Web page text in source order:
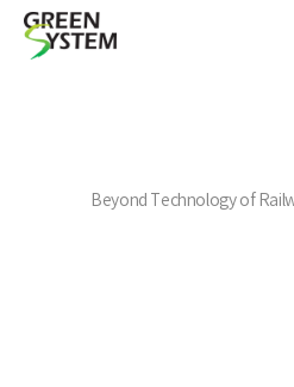
Beyond Technology of